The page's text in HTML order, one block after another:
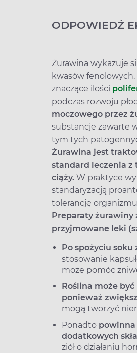
ODPOWIEDŹ
Żurawina wykazuje
kwasów fenolowych.
znaczące ilości
podczas rozwoju
moczowego przez
substancje zawarte
tym tych
Żurawina jest
standard leczenia
ciąży. W praktyce
standaryzacją
tolerancję
Preparaty żurawiny
przyjmowane leki
Po spożyciu
stosowanie
może pomóc
Roślina może
ponieważ
mogą tworzyć
Ponadto powinna
dodatkowych
ziół o działaniu